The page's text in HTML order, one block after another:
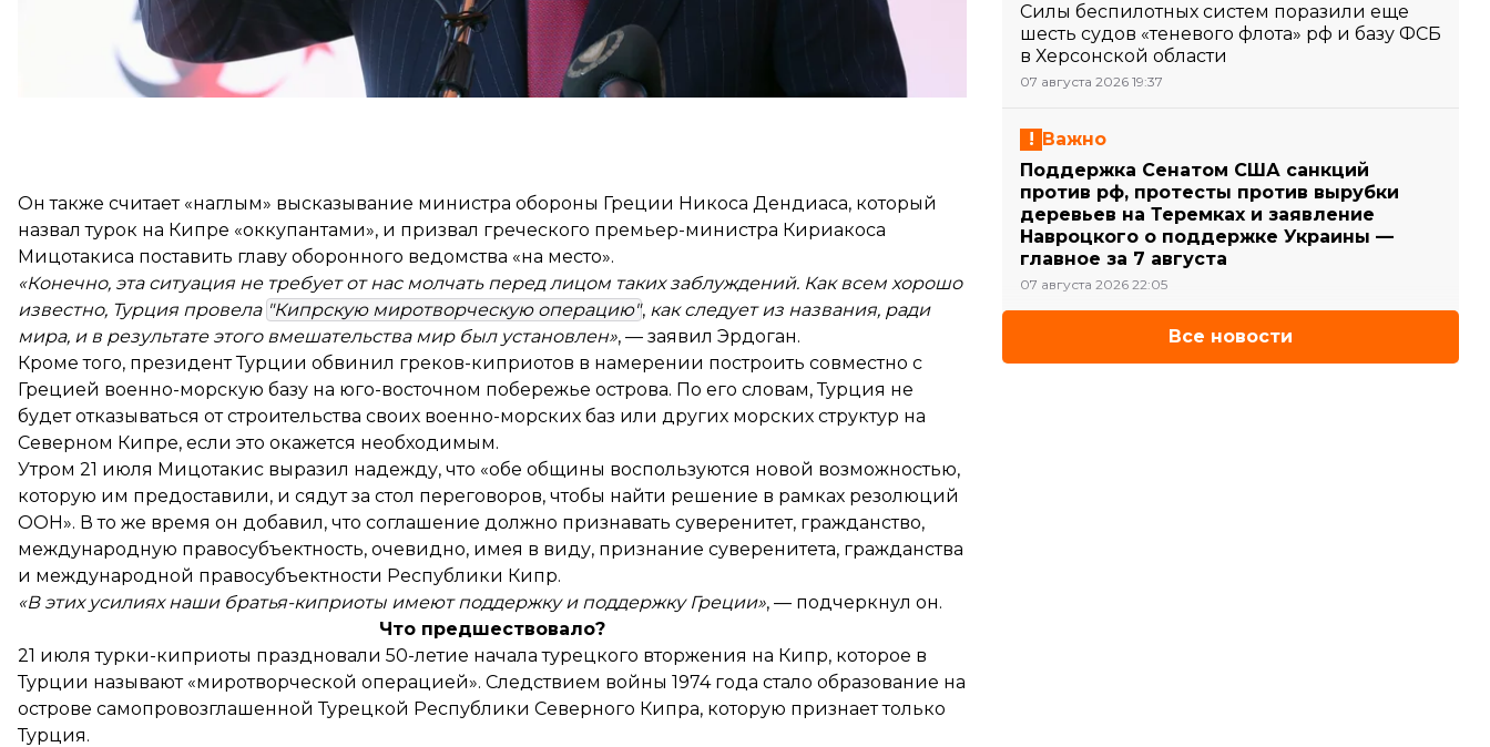
Он также считает «наглым» высказывание министра обороны Греции Никоса Дендиаса, который
назвал турок на Кипре «оккупантами», и призвал греческого премьер-министра Кириакоса
Мицотакиса поставить главу оборонного ведомства «на место».
«Конечно, эта ситуация не требует от нас молчать перед лицом таких заблуждений. Как всем хорошо
известно, Турция провела "Кипрскую миротворческую операцию", как следует из названия, ради
мира, и в результате этого вмешательства мир был установлен», — заявил Эрдоган.
Кроме того, президент Турции обвинил греков-киприотов в намерении построить совместно с
Грецией военно-морскую базу на юго-восточном побережье острова. По его словам, Турция не
будет отказываться от строительства своих военно-морских баз или других морских структур на
Северном Кипре, если это окажется необходимым.
Утром 21 июля Мицотакис выразил надежду, что «обе общины воспользуются новой возможностью,
которую им предоставили, и сядут за стол переговоров, чтобы найти решение в рамках резолюций
ООН». В то же время он добавил, что соглашение должно признавать суверенитет, гражданство,
международную правосубъектность, очевидно, имея в виду, признание суверенитета, гражданства
и международной правосубъектности Республики Кипр.
«В этих усилиях наши братья-киприоты имеют поддержку и поддержку Греции», — подчеркнул он.
Что предшествовало?
21 июля турки-киприоты праздновали 50-летие начала турецкого вторжения на Кипр, которое в
Турции называют «миротворческой операцией». Следствием войны 1974 года стало образование на
острове самопровозглашенной Турецкой Республики Северного Кипра, которую признает только
Турция.
Силы беспилотных систем поразили еще
шесть судов «теневого флота» рф и базу ФСБ
в Херсонской области
07 августа 2026 19:37
Важно
Поддержка Сенатом США санкций
против рф, протесты против вырубки
деревьев на Теремках и заявление
Навроцкого о поддержке Украины —
главное за 7 августа
07 августа 2026 22:05
Все новости